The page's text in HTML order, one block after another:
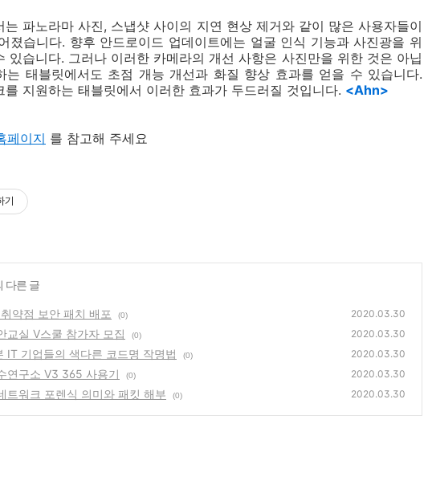
는 파노라마 사진, 스냅샷 사이의 지연 현상 제거와 같이 많은 사용자들이
졌습니다. 향후 안드로이드 업데이트에는 얼굴 인식 기능과 사진광을 위
있습니다. 그러나 이러한 카메라의 개선 사항은 사진만을 위한 것은 아닙
는 태블릿에서도 초점 개능 개선과 화질 향상 효과를 얻을 수 있습니다.
를 지원하는 태블릿에서 이러한 효과가 두드러질 것입니다. <Ahn>
페이지 를 참고해 주세요
기
다른 글
약점 보안 패치 배포 (0) 2020.03.30
교실 V스쿨 참가자 모집 (0) 2020.03.30
IT 기업들의 색다른 코드명 작명법 (0) 2020.03.30
연구소 V3 365 사용기 (0) 2020.03.30
트워크 포렌식 의미와 패킷 해부 (0) 2020.03.30